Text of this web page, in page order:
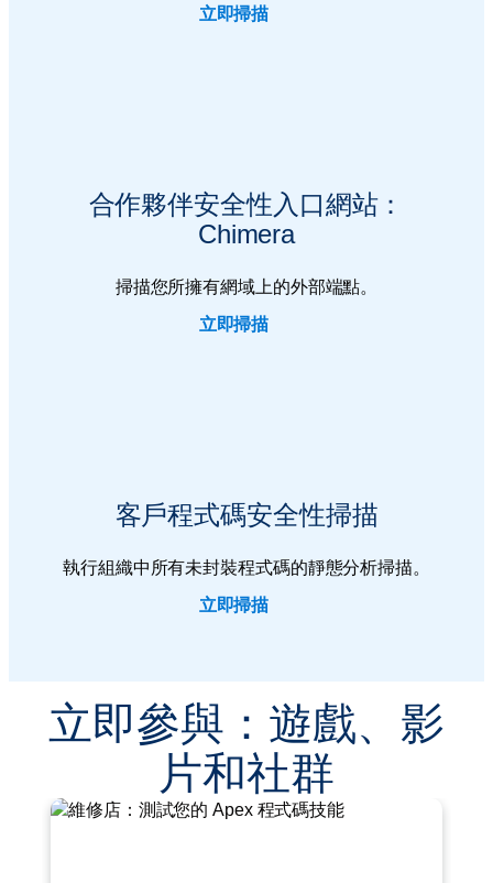
立即掃描
合作夥伴安全性入口網站：
Chimera
掃描您所擁有網域上的外部端點。
立即掃描
客戶程式碼安全性掃描
執行組織中所有未封裝程式碼的靜態分析掃描。
立即掃描
立即參與：遊戲、影
片和社群